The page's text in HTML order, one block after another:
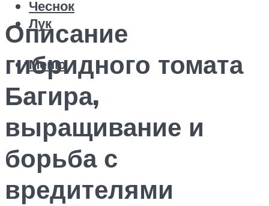
Чеснок
Лук
Меню
Описание
гибридного томата
Багира,
выращивание и
борьба с
вредителями